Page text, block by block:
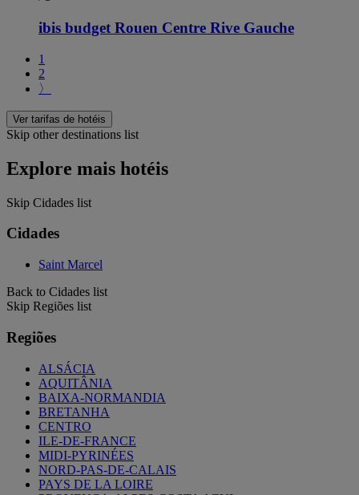
ibis budget Rouen Centre Rive Gauche
1
2
〉
Ver tarifas de hotéis
Skip other destinations list
Explore mais hotéis
Skip Cidades list
Cidades
Saint Marcel
Back to Cidades list
Skip Regiões list
Regiões
ALSÁCIA
AQUITÂNIA
BAIXA-NORMANDIA
BRETANHA
CENTRO
ILE-DE-FRANCE
MIDI-PYRINÉES
NORD-PAS-DE-CALAIS
PAYS DE LA LOIRE